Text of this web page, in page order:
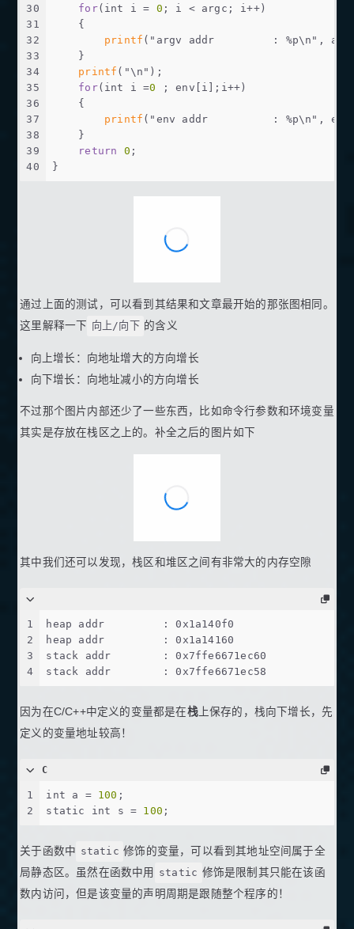
30
31
32
33
34
35
36
37
38
39
40
for( int i = 0 ; i < argc; i++)
    {
printf ( "argv addr         : %p\n" ,
    }
printf ( "\n" );
for( int i =0
; env[i];i++)
    {
printf ( "env addr          : %p\n" ,
    }
return
0 ;
}
通过上面的测试，可以看到其结果和文章最开始的那张图相同。
这里解释一下 向上/向下 的含义
向上增长：向地址增大的方向增长
向下增长：向地址减小的方向增长
不过那个图片内部还少了一些东西，比如命令行参数和环境变量
其实是存放在栈区之上的。补全之后的图片如下
其中我们还可以发现，栈区和堆区之间有非常大的内存空隙
1
2
3
4
heap addr         : 0x1a140f0
heap addr         : 0x1a14160
stack addr        : 0x7ffe6671ec60
stack addr        : 0x7ffe6671ec58
因为在C/C++中定义的变量都是在栈上保存的，栈向下增长，先
定义的变量地址较高！
C
1
2
int a = 100 ;
static
int s = 100 ;
关于函数中 static 修饰的变量，可以看到其地址空间属于全
局静态区。虽然在函数中用
static 修饰是限制其只能在该函
数内访问，但是该变量的声明周期是跟随整个程序的！